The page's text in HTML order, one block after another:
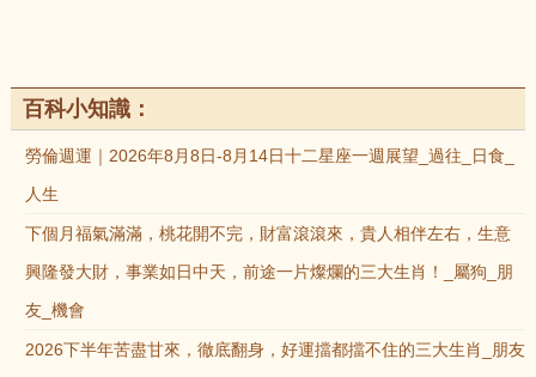
百科小知識：
勞倫週運｜2026年8月8日-8月14日十二星座一週展望_過往_日食_
人生
下個月福氣滿滿，桃花開不完，財富滾滾來，貴人相伴左右，生意
興隆發大財，事業如日中天，前途一片燦爛的三大生肖！_屬狗_朋
友_機會
2026下半年苦盡甘來，徹底翻身，好運擋都擋不住的三大生肖_朋友